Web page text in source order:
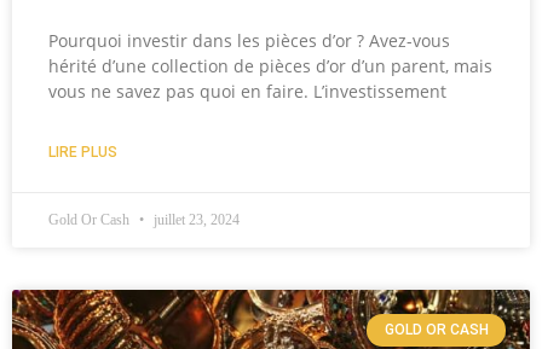
Pourquoi investir dans les pièces d’or ? Avez-vous
hérité d’une collection de pièces d’or d’un parent, mais
vous ne savez pas quoi en faire. L’investissement
LIRE PLUS
Gold Or Cash juillet 23, 2024
GOLD OR CASH